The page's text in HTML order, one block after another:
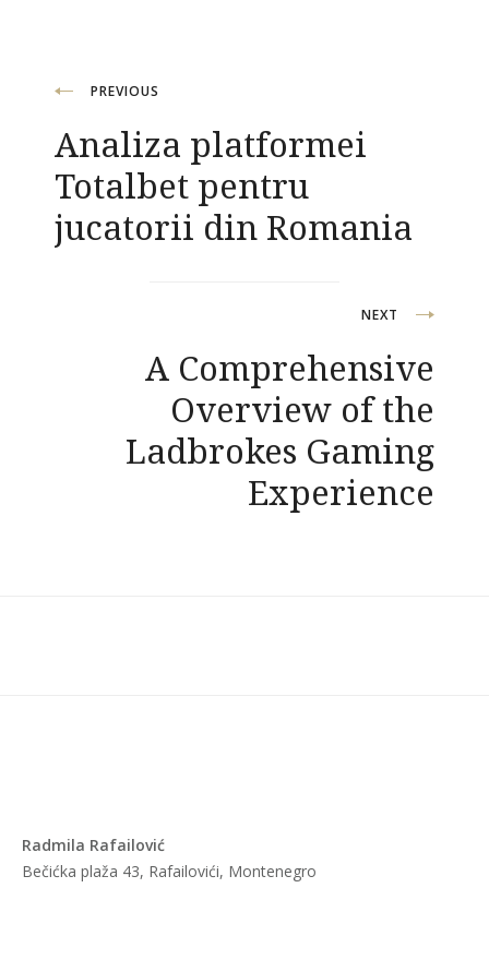
Navigacija
objava
PREVIOUS
Analiza platformei
Totalbet pentru
jucatorii din Romania
NEXT
A Comprehensive
Overview of the
Ladbrokes Gaming
Experience
Radmila Rafailović
Bečićka plaža 43, Rafailovići, Montenegro